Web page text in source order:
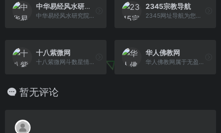
中华易经风水研究院官方网站
中华易经风水研究院自2010年成立以来，由国际易经风水研究有限公司特聘当代易学名人、著名易学专家魏士程先生担任研究院院长，发展和主持全国的易学工作。
2345宗教导航
2345网址导航为您提供佛教、基督教、伊斯兰教、道教、天主教、宗教相关等资讯
十八紫微网
十八紫微网斗数星情栏目提供详尽的紫微斗数主星介绍、吉星、煞星、小星等知识与具体命盘解析的用法
华人佛教网
华人佛教网属于无盈利佛教网站,提供佛教信仰资料,佛教导航,以及研习佛法,探讨佛教佛法,让更多佛弟子在我们华人佛教网学习到更多的佛教佛陀精神,我们一直极力在做佛教网络上弘扬佛法最好的道场,让更多的佛教徒能从中学习佛法
暂无评论